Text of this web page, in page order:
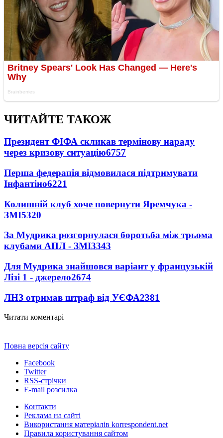
ЧИТАЙТЕ ТАКОЖ
Президент ФІФА скликав термінову нараду
через кризову ситуацію6757
Перша федерація відмовилася підтримувати
Інфантіно6221
Колишній клуб хоче повернути Яремчука -
ЗМІ5320
За Мудрика розгорнулася боротьба між трьома
клубами АПЛ - ЗМІ3343
Для Мудрика знайшовся варіант у французькій
Лізі 1 - джерело2674
ЛНЗ отримав штраф від УЄФА2381
Читати коментарі
Повна версія сайту
Facebook
Twitter
RSS-стрічки
E-mail розсилка
Контакти
Реклама на сайті
Використання матеріалів korrespondent.net
Правила користування сайтом